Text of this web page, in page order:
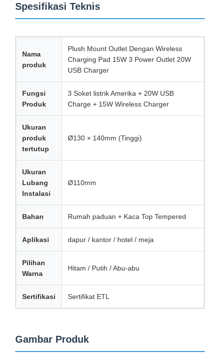
Semua
Bicara
grommet listrik meja
Soket Listrik Konferensi
Pop Up Socket Box
Soket geser
Outlet Daya Clamp Meja
Di bawah Strip Daya Meja
Pengisi Daya USB Tersembunyi
Kotak Audio Visual
Aksesoris Meja Angkat
Spesifikasi Teknis
Nama
produk
Plush Mount Outlet Dengan Wireless
Charging Pad 15W 3 Power Outlet 20W
USB Charger
Fungsi
Produk
3 Soket listrik Amerika + 20W USB
Charge + 15W Wireless Charger
Ukuran
produk
tertutup
Ø130 × 140mm (Tinggi)
Ukuran
Lubang
Instalasi
Ø110mm
Bahan Rumah paduan + Kaca Top Tempered
Aplikasi dapur / kantor / hotel / meja
Pilihan
Warna
Hitam / Putih / Abu-abu
Sertifikasi Sertifikat ETL
Gambar Produk